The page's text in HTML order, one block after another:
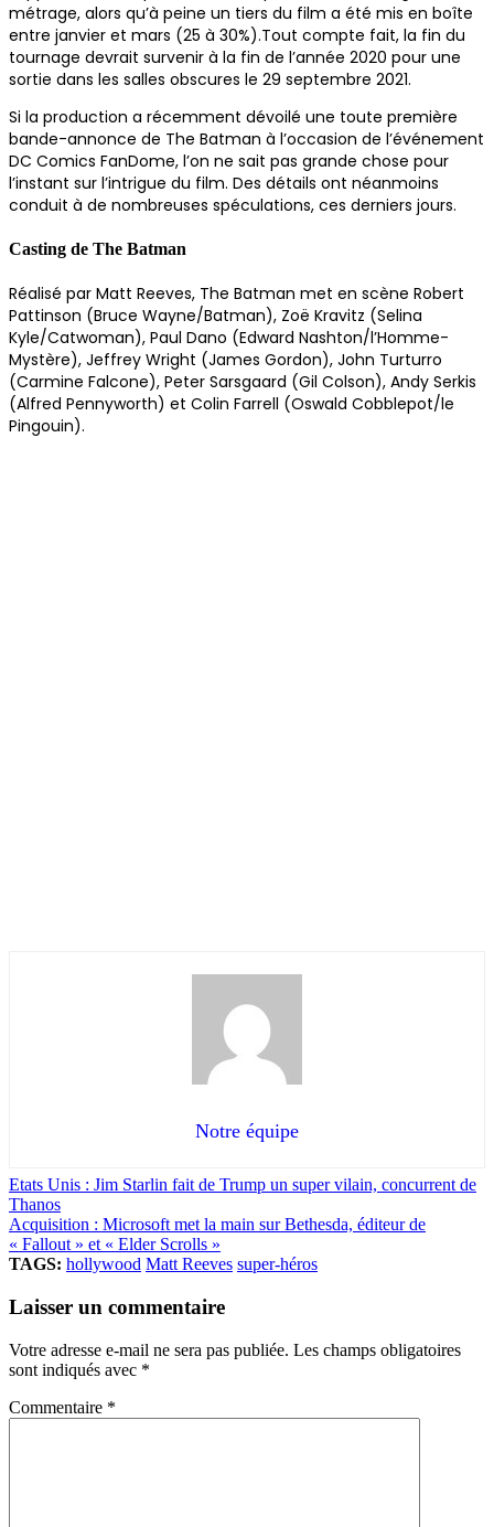
métrage, alors qu’à peine un tiers du film a été mis en boîte
entre janvier et mars (25 à 30%).Tout compte fait, la fin du
tournage devrait survenir à la fin de l’année 2020 pour une
sortie dans les salles obscures le 29 septembre 2021.
Si la production a récemment dévoilé une toute première
bande-annonce de The Batman à l’occasion de l’événement
DC Comics FanDome, l’on ne sait pas grande chose pour
l’instant sur l’intrigue du film. Des détails ont néanmoins
conduit à de nombreuses spéculations, ces derniers jours.
Casting de The Batman
Réalisé par Matt Reeves, The Batman met en scène Robert
Pattinson (Bruce Wayne/Batman), Zoë Kravitz (Selina
Kyle/Catwoman), Paul Dano (Edward Nashton/l’Homme-
Mystère), Jeffrey Wright (James Gordon), John Turturro
(Carmine Falcone), Peter Sarsgaard (Gil Colson), Andy Serkis
(Alfred Pennyworth) et Colin Farrell (Oswald Cobblepot/le
Pingouin).
Notre équipe
Etats Unis : Jim Starlin fait de Trump un super vilain, concurrent de
Thanos
Acquisition : Microsoft met la main sur Bethesda, éditeur de
« Fallout » et « Elder Scrolls »
TAGS: hollywood Matt Reeves super-héros
Laisser un commentaire
Votre adresse e-mail ne sera pas publiée. Les champs obligatoires
sont indiqués avec *
Commentaire *